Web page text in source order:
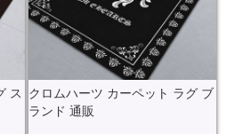
ス
クロムハーツ カーペット ラグ ブ
ランド 通販